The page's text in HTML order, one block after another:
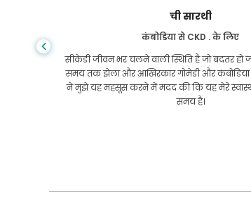
आरिफ हाफिज
लिवर सिरोसिस के लिए बांग्लादेश से
आप कभी नहीं जानते कि जीवन कब गलत मोड़ ले
सिरोसिस का पता चला था, तो मेरे पास जाने के लिए
कम थे और मुझे नहीं पता था कि क्या करना है। मुझे
के एक भागीदार के रूप में संपर्क किया गया